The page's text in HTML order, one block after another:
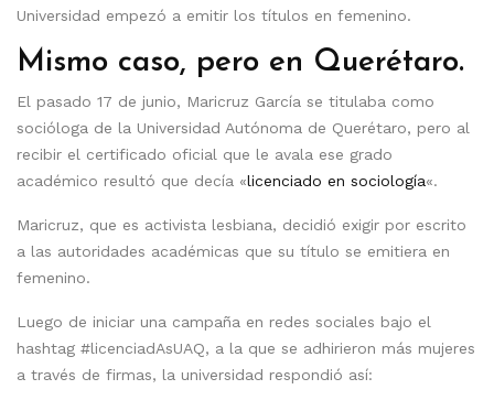
Universidad empezó a emitir los títulos en femenino.
Mismo caso, pero en Querétaro.
El pasado 17 de junio, Maricruz García se titulaba como
socióloga de la Universidad Autónoma de Querétaro, pero al
recibir el certificado oficial que le avala ese grado
académico resultó que decía «licenciado en sociología«.
Maricruz, que es activista lesbiana, decidió exigir por escrito
a las autoridades académicas que su título se emitiera en
femenino.
Luego de iniciar una campaña en redes sociales bajo el
hashtag #licenciadAsUAQ, a la que se adhirieron más mujeres
a través de firmas, la universidad respondió así: